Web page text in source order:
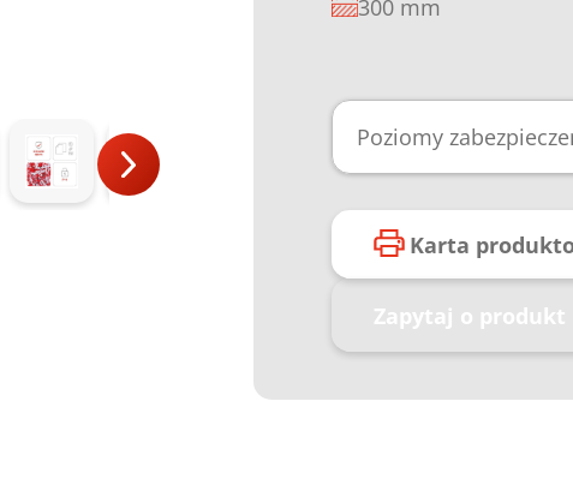
300 mm
Poziomy
Karta
Zapytaj o produkt